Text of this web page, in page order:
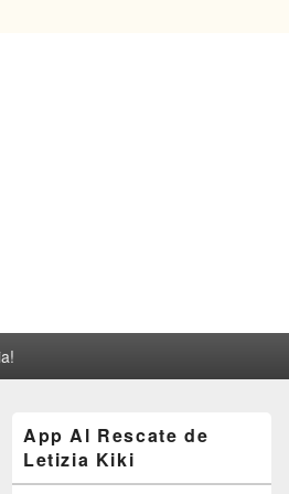
área
widget
App Al Rescate de
Letizia Kiki